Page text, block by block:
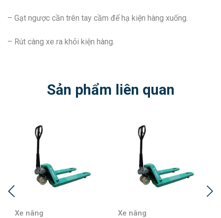
– Gạt ngược cần trên tay cầm để hạ kiện hàng xuống.
– Rút càng xe ra khỏi kiện hàng.
Sản phẩm liên quan
Xe nâng Xe nâng